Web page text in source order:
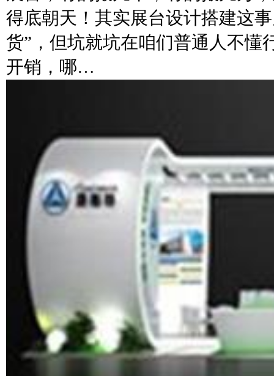
得底朝天！其实展台设计搭建这
货”，但坑就坑在咱们普通人不懂
开销，哪…